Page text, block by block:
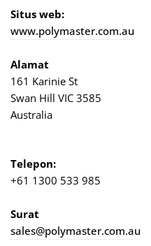
Situs web:
www.polymaster.com.au
Alamat
161 Karinie St
Swan Hill VIC 3585
Australia
Telepon:
+61 1300 533 985
Surat
sales@polymaster.com.au